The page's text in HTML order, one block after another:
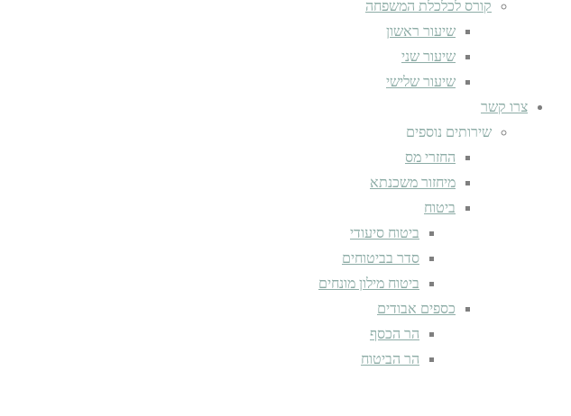
קורס לכלכלת המשפחה
שיעור ראשון
שיעור שני
שיעור שלישי
צרו קשר
שירותים נוספים
החזרי מס
מיחזור משכנתא
ביטוח
ביטוח סיעודי
סדר בביטוחים
ביטוח מילון מונחים
כספים אבודים
הר הכסף
הר הביטוח